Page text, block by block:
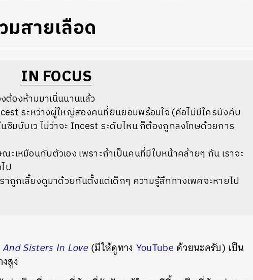
มสายเลือด
IN FOCUS
ต้องห้ามมาเนิ่นนานแล้ว
ระหว่างผู้ใหญ่สองคนที่ยินยอมพร้อมใจ (คือไม่มีใครบังคับ
มบับเว ไม่ว่าจะ Incest ระดับไหน ก็ต้องถูกลงโทษด้วยการ
เหมือนกับตัวเอง เพราะถ้าเป็นคนที่มีใบหน้าคล้ายๆ กัน เราจะ
ป
าถูกเลี้ยงดูมาด้วยกันตั้งแต่เด็กๆ ความรู้สึกทางเพศจะหายไป
Sisters In Love (มีให้ดูทาง YouTube ด้วยนะครับ) เป็น
สูง